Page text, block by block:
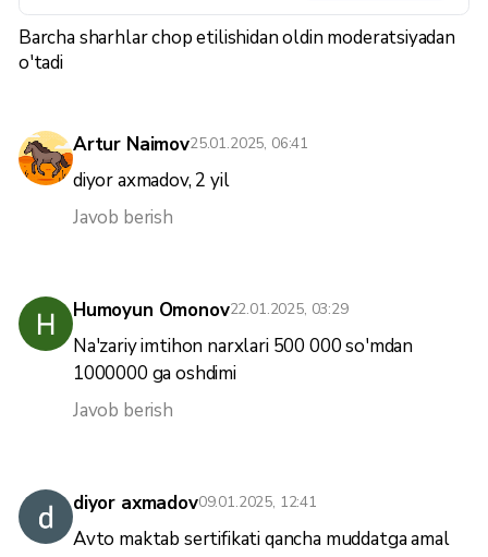
Barcha sharhlar chop etilishidan oldin moderatsiyadan
o'tadi
Artur Naimov25.01.2025, 06:41
diyor axmadov, 2 yil
Javob berish
Humoyun Omonov22.01.2025, 03:29
Na'zariy imtihon narxlari 500 000 so'mdan
1000000 ga oshdimi
Javob berish
diyor axmadov09.01.2025, 12:41
Avto maktab sertifikati qancha muddatga amal